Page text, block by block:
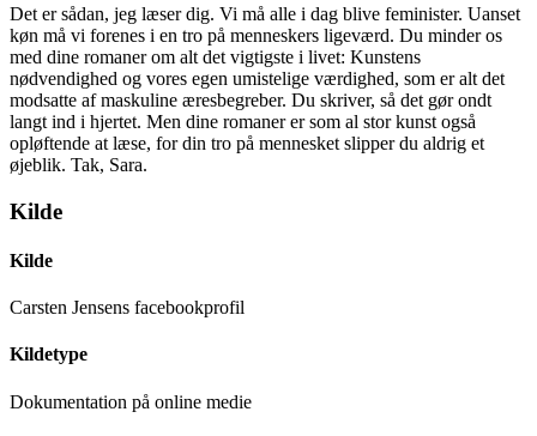
Det er sådan, jeg læser dig. Vi må alle i dag blive feminister. Uanset
køn må vi forenes i en tro på menneskers ligeværd. Du minder os
med dine romaner om alt det vigtigste i livet: Kunstens
nødvendighed og vores egen umistelige værdighed, som er alt det
modsatte af maskuline æresbegreber. Du skriver, så det gør ondt
langt ind i hjertet. Men dine romaner er som al stor kunst også
opløftende at læse, for din tro på mennesket slipper du aldrig et
øjeblik. Tak, Sara.
Kilde
Kilde
Carsten Jensens facebookprofil
Kildetype
Dokumentation på online medie